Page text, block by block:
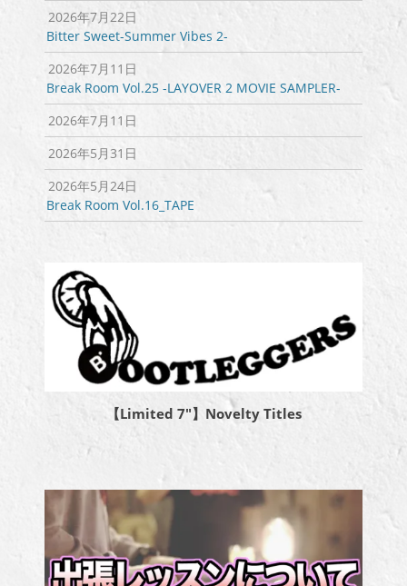
2026年7月22日
Bitter Sweet-Summer Vibes 2-
2026年7月11日
Break Room Vol.25 -LAYOVER 2 MOVIE SAMPLER-
2026年7月11日
2026年5月31日
2026年5月24日
Break Room Vol.16_TAPE
【Limited 7″】Novelty Titles